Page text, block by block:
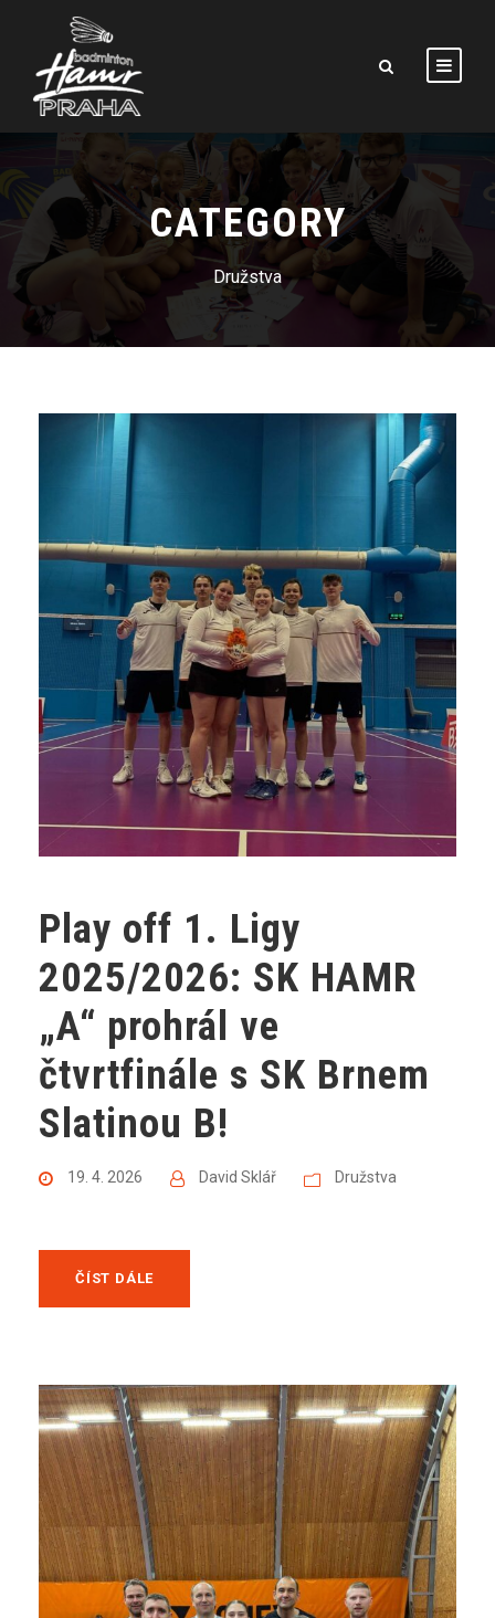
CATEGORY
Družstva
Play off 1. Ligy
2025/2026: SK HAMR
„A“ prohrál ve
čtvrtfinále s SK Brnem
Slatinou B!
19. 4. 2026 David Sklář Družstva
ČÍST DÁLE